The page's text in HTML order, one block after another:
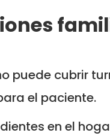
puede cubrir
el paciente.
en el